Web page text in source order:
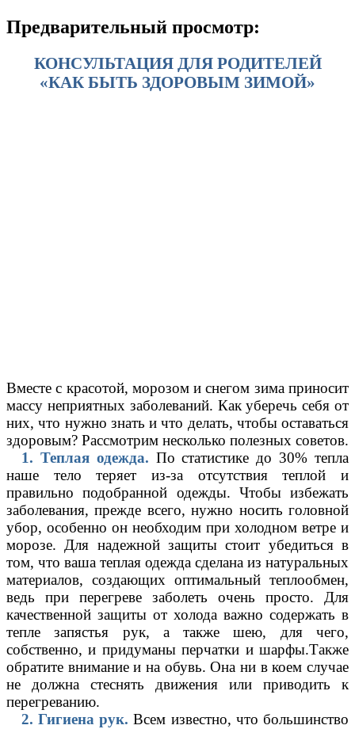
Предварительный просмотр:
КОНСУЛЬТАЦИЯ ДЛЯ РОДИТЕЛЕЙ
«КАК БЫТЬ ЗДОРОВЫМ ЗИМОЙ»
Вместе с красотой, морозом и снегом зима приносит
массу неприятных заболеваний. Как уберечь себя от
них, что нужно знать и что делать, чтобы оставаться
здоровым? Рассмотрим несколько полезных советов.
1. Теплая одежда. По статистике до 30% тепла
наше тело теряет из-за отсутствия теплой и
правильно подобранной одежды. Чтобы избежать
заболевания, прежде всего, нужно носить головной
убор, особенно он необходим при холодном ветре и
морозе. Для надежной защиты стоит убедиться в
том, что ваша теплая одежда сделана из натуральных
материалов, создающих оптимальный теплообмен,
ведь при перегреве заболеть очень просто. Для
качественной защиты от холода важно содержать в
тепле запястья рук, а также шею, для чего,
собственно, и придуманы перчатки и шарфы.Также
обратите внимание и на обувь. Она ни в коем случае
не должна стеснять движения или приводить к
перегреванию.
2. Гигиена рук.Всем известно, что большинство